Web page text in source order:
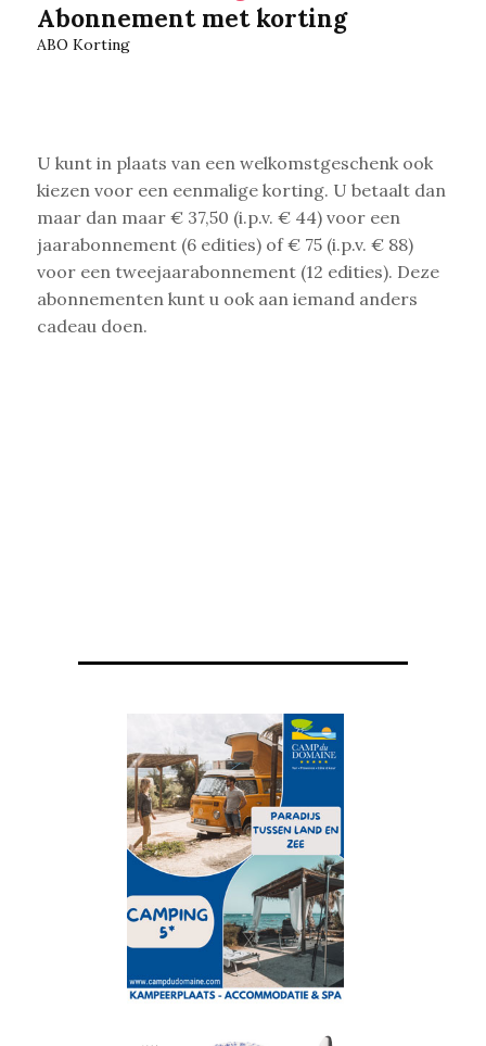
Abonnement met korting
ABO Korting
U kunt in plaats van een welkomstgeschenk ook
kiezen voor een eenmalige korting. U betaalt dan
maar dan maar € 37,50 (i.p.v. € 44) voor een
jaarabonnement (6 edities) of € 75 (i.p.v. € 88)
voor een tweejaarabonnement (12 edities). Deze
abonnementen kunt u ook aan iemand anders
cadeau doen.